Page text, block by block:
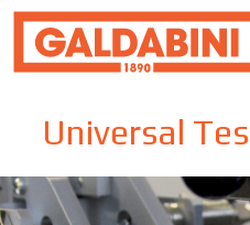
Universal